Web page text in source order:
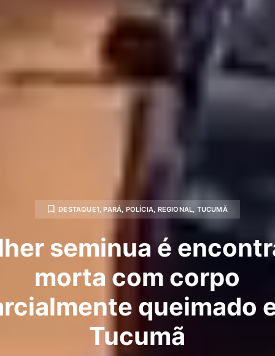
DESTAQUE1 ,PARÁ POLÍCIA REGIONAL TUCUMÃ
seminua é
morta com corpo
queimado
Tucumã